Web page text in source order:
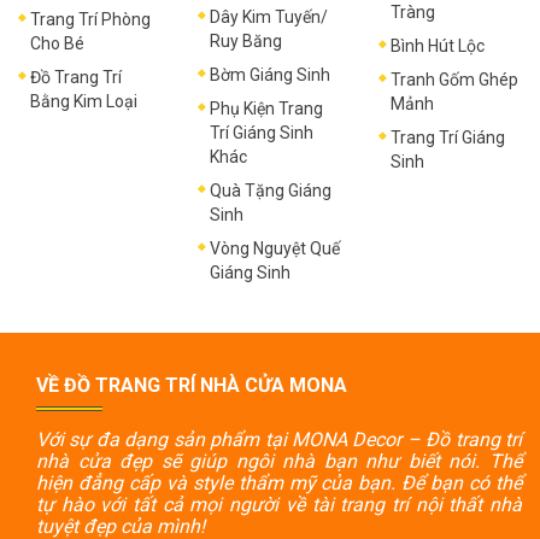
Trang Trí Phòng
Cho Bé
Đồ Trang Trí
Bằng Kim Loại
Dây Kim Tuyến/
Ruy Băng
Bờm Giáng Sinh
Phụ Kiện Trang
Trí Giáng Sinh
Khác
Quà Tặng Giáng
Sinh
Vòng Nguyệt Quế
Giáng Sinh
Tràng
Bình Hút Lộc
Tranh Gốm Ghép
Mảnh
Trang Trí Giáng
Sinh
VỀ ĐỒ TRANG TRÍ NHÀ CỬA MONA
Với sự đa dạng sản phẩm tại MONA Decor – Đồ trang trí
nhà cửa đẹp sẽ giúp ngôi nhà bạn như biết nói. Thể
hiện đẳng cấp và style thẩm mỹ của bạn. Để bạn có thể
tự hào với tất cả mọi người về tài trang trí nội thất nhà
tuyệt đẹp của mình!